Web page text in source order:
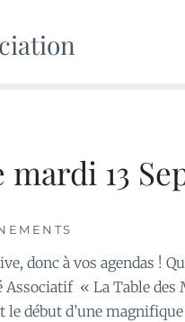
13
donc à vos agendas !
Associatif « La Table
le début d’une